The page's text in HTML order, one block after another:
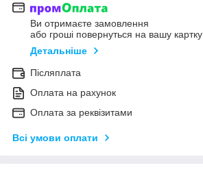
Ви отримаєте замовлення
або гроші повернуться на вашу картку
Детальніше
Післяплата
Оплата на рахунок
Оплата за реквізитами
Всі умови оплати